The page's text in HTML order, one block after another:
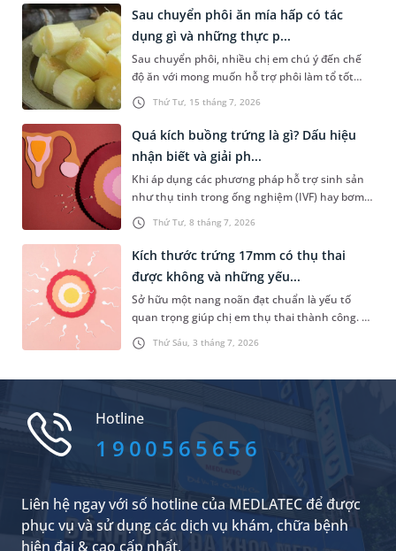
cũng cần phẫu thuật ngay. Vậy nhân xơ tử
cung uống thuốc có hết không? Thuốc có thể
làm khối u biến mất hay chỉ giúp kiểm soát
triệu chứng? Bài viết dưới đây sẽ giúp bạn hiểu
rõ vai trò của điều trị nội khoa, những trường
hợp có thể dùng thuốc và khi nào cần cân nhắc
Thứ Tư, 15 tháng 7, 2026
Sau chuyển phôi ăn mía hấp có tác
dụng gì và những thực p...
Sau chuyển phôi, nhiều chị em chú ý đến chế
độ ăn với mong muốn hỗ trợ phôi làm tổ tốt
hơn. Trong đó, “mía hấp” được truyền tai nhau
như một món giúp tăng tỷ lệ đậu thai. Vậy sau
chuyển phôi ăn mía hấp có tác dụng gì? Câu trả
lời cụ thể sẽ có trong bài viết sau.
Thứ Tư, 8 tháng 7, 2026
Quá kích buồng trứng là gì? Dấu hiệu
nhận biết và giải ph...
Khi áp dụng các phương pháp hỗ trợ sinh sản
như thụ tinh trong ống nghiệm (IVF) hay bơm
tinh trùng vào buồng tử cung (IUI), có một biến
chứng có thể gặp phải là quá kích buồng trứng.
Vậy quá kích buồng trứng là gì, nguyên nhân,
dấu hiệu nhận biết theo từng cấp độ và phác
đồ xử trí an toàn ra sao?
Thứ Sáu, 3 tháng 7, 2026
Kích thước trứng 17mm có thụ thai
được không và những yếu...
Sở hữu một nang noãn đạt chuẩn là yếu tố
quan trọng giúp chị em thụ thai thành công. Vì
vậy, khi kết quả siêu âm cho thấy nang noãn
chưa đạt mức lý tưởng, rất nhiều chị em lo lắng
không. Để có câu trả lời chính xác, chúng ta
của nang noãn, thời điểm phóng noãn và các
yếu tố ảnh hưởng ngay trong nội dung dưới
đây.
Hotline
1900565656
Liên hệ ngay với số hotline của MEDLATEC để được
phục vụ và sử dụng các dịch vụ khám, chữa bệnh
hiện đại & cao cấp nhất.